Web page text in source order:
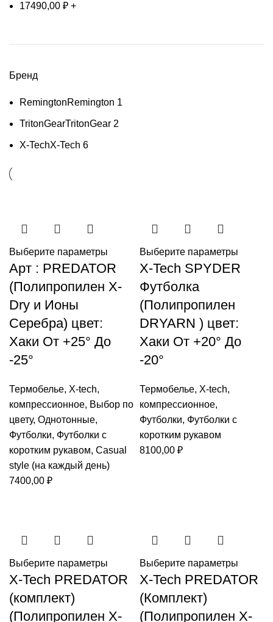
17490,00 ₽ +
Бренд
RemingtonRemington 1
TritonGearTritonGear 2
X-TechX-Tech 6
Выберите параметры
Арт : PREDATOR
(Полипропилен X-
Dry и Ионы
Серебра) цвет:
Хаки От +25° До
-25°
Термобелье, X-tech,
компрессионное, Выбор по
цвету, Однотонные,
Футболки, Футболки с
коротким рукавом, Casual
style (на каждый день)
7400,00 ₽
Выберите параметры
X-Tech SPYDER
Футболка
(Полипропилен
DRYARN ) цвет:
Хаки От +20° До
-20°
Термобелье, X-tech,
компрессионное,
Футболки, Футболки с
коротким рукавом
8100,00 ₽
Выберите параметры
X-Tech PREDATOR
(комплект)
(Полипропилен X-
Выберите параметры
X-Tech PREDATOR
(Комплект)
(Полипропилен X-